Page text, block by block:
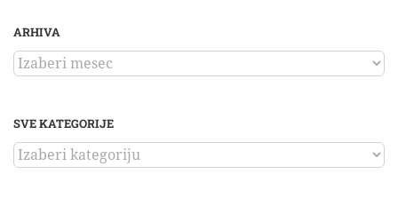
ARHIVA
ARHIVA
SVE KATEGORIJE
SVE
KATEGORIJE